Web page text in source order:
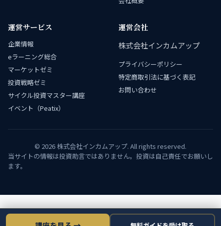
運営サービス
企業情報
eラーニング総合
マーケットゼミ
投資戦略ゼミ
サイクル投資マスター講座
イベント（Peatix）
運営会社
株式会社インカムアップ
プライバシーポリシー
特定商取引法に基づく表記
お問い合わせ
© 2026 株式会社インカムアップ. All rights reserved.
当サイトの情報は投資助言ではありません。投資は自己責任でお願いし
ます。